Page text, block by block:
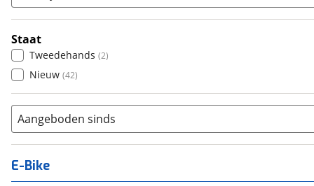
Staat
Tweedehands (2)
Nieuw (42)
Aangeboden sinds
E-Bike